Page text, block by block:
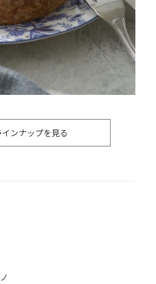
ンナップを見る